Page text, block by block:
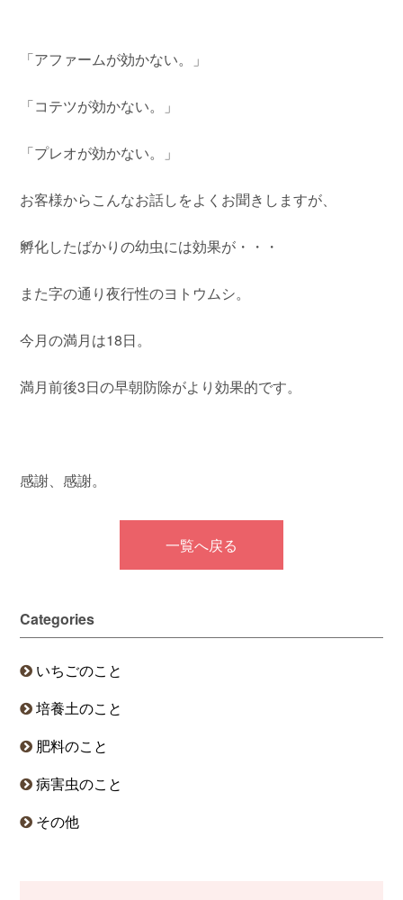
「アファームが効かない。」
「コテツが効かない。」
「プレオが効かない。」
お客様からこんなお話しをよくお聞きしますが、
孵化したばかりの幼虫には効果が・・・
また字の通り夜行性のヨトウムシ。
今月の満月は18日。
満月前後3日の早朝防除がより効果的です。
感謝、感謝。
一覧へ戻る
Categories
いちごのこと
培養土のこと
肥料のこと
病害虫のこと
その他